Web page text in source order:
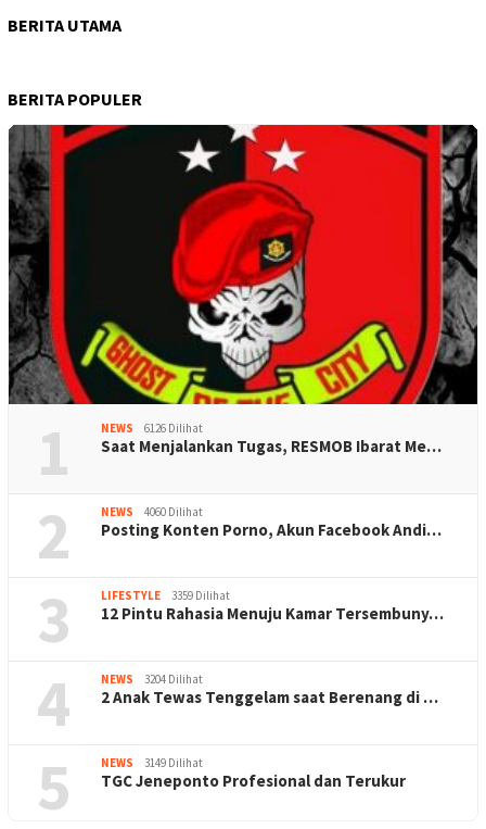
BERITA UTAMA
BERITA POPULER
1 NEWS 6126 Dilihat
Saat Menjalankan Tugas, RESMOB Ibarat Me…
2 NEWS 4060 Dilihat
Posting Konten Porno, Akun Facebook Andi…
3 LIFESTYLE 3359 Dilihat
12 Pintu Rahasia Menuju Kamar Tersembuny…
4 NEWS 3204 Dilihat
2 Anak Tewas Tenggelam saat Berenang di …
5 NEWS 3149 Dilihat
TGC Jeneponto Profesional dan Terukur